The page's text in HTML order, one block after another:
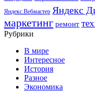
Яндекс.Вебмастер Яндекс
маркетинг ремонт
Рубрики
В мире
Интересное
История
Разное
Экономика